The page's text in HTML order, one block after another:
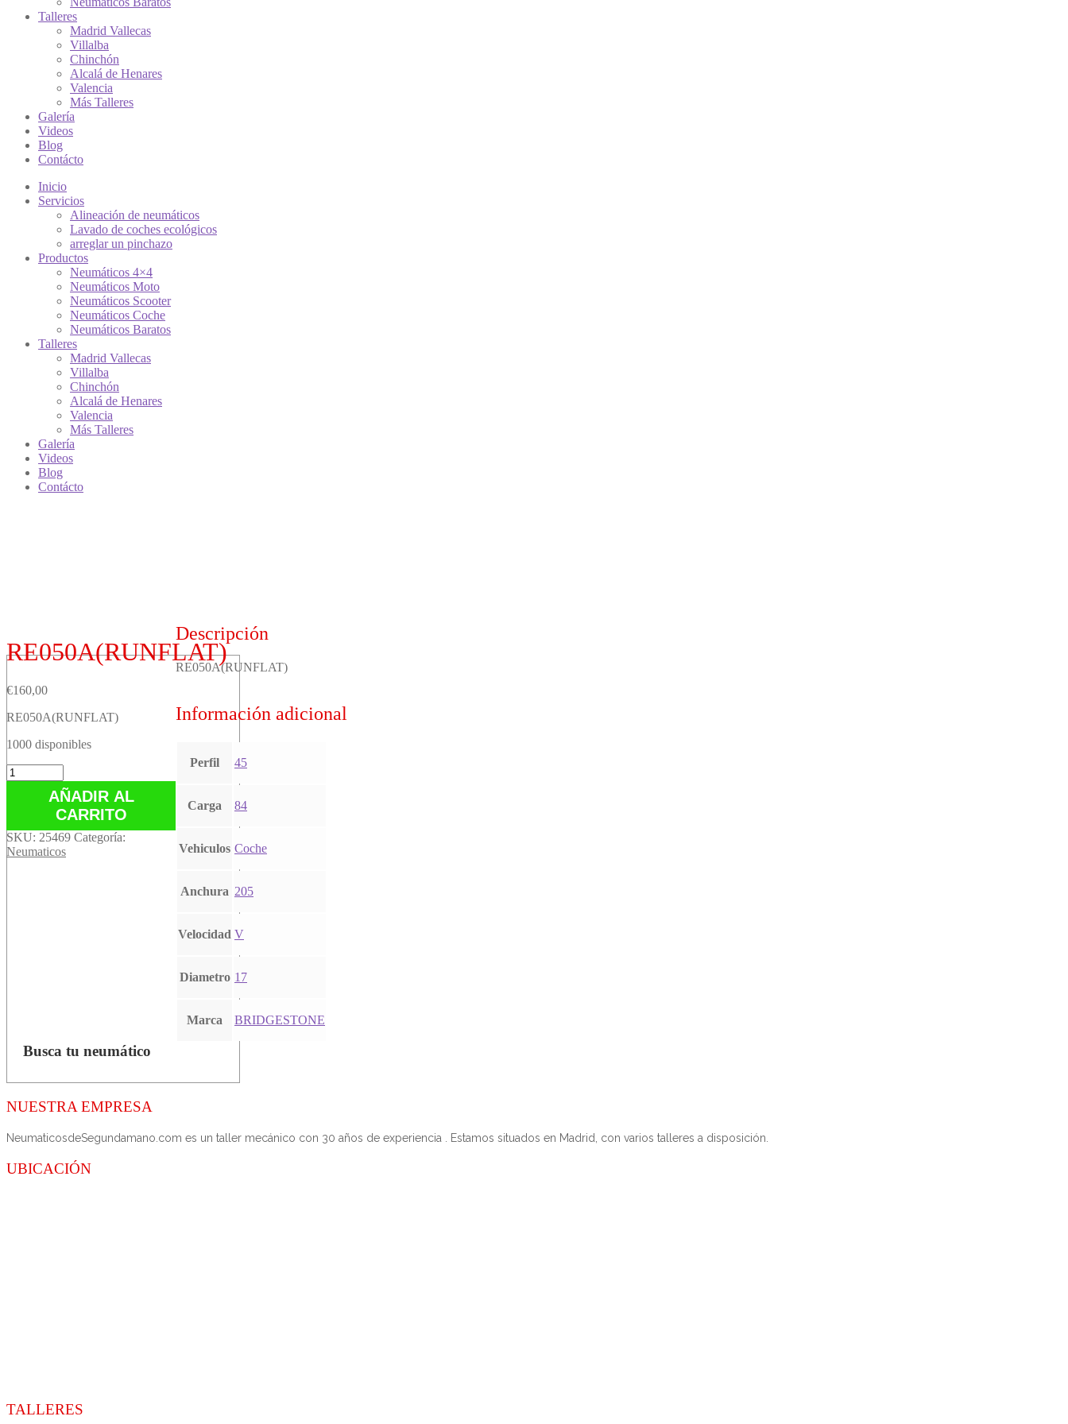
Talleres
Madrid Vallecas
Villalba
Chinchón
Alcalá de Henares
Valencia
Más Talleres
Galería
Videos
Blog
Contácto
Inicio
Servicios
Alineación de neumáticos
Lavado de coches ecológicos
arreglar un pinchazo
Productos
Neumáticos 4×4
Neumáticos Moto
Neumáticos Scooter
Neumáticos Coche
Neumáticos Baratos
Talleres
Madrid Vallecas
Villalba
Chinchón
Alcalá de Henares
Valencia
Más Talleres
Galería
Videos
Blog
Contácto
RE050A(RUNFLAT)
€160,00
RE050A(RUNFLAT)
1000 disponibles
RE050A(RUNFLAT)
cantidad
AÑADIR AL
CARRITO
SKU: 25469 Categoría:
Neumaticos
Descripción
RE050A(RUNFLAT)
Información adicional
Perfil 45
Carga 84
Vehiculos Coche
Anchura 205
Velocidad V
Diametro 17
Marca BRIDGESTONE
Busca tu neumático
NUESTRA EMPRESA
NeumaticosdeSegundamano.com es un taller mecánico con 30 años de experiencia . Estamos situados en Madrid, con varios talleres a disposición.
UBICACIÓN
TALLERES